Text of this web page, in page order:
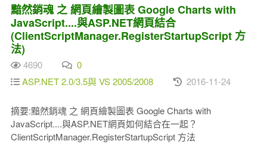
黯然銷魂 之 網頁繪製圖表 Google Charts with
JavaScript....與ASP.NET網頁結合
(ClientScriptManager.RegisterStartupScript 方
法)
4690
0
ASP.NET 2.0/3.5與 VS 2005/2008
2016-11-24
摘要:黯然銷魂 之 網頁繪製圖表 Google Charts with
JavaScript....與ASP.NET網頁如何結合在一起？
ClientScriptManager.RegisterStartupScript 方法